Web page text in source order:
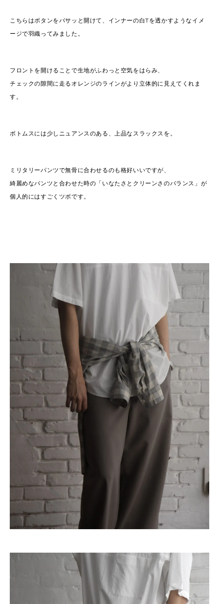
こちらはボタンをバサッと開けて、インナーの白Tを透かすようなイメ
ージで羽織ってみました。
フロントを開けることで生地がふわっと空気をはらみ、
チェックの隙間に走るオレンジのラインがより立体的に見えてくれま
す。
ボトムスには少しニュアンスのある、上品なスラックスを。
ミリタリーパンツで無骨に合わせるのも格好いいですが、
綺麗めなパンツと合わせた時の「いなたさとクリーンさのバランス」が
個人的にはすごくツボです。